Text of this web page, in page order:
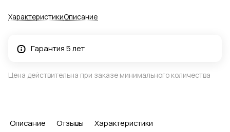
ХарактеристикиОписание
Гарантия 5 лет
Цена действительна при заказе минимального количества
Описание Отзывы Характеристики